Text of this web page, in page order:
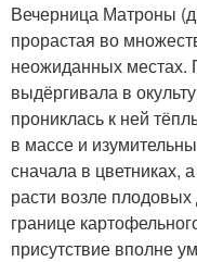
Вечерница Матроны
прорастая во
неожиданных местах.
выдёргивала в
прониклась к ней
в массе и
сначала в цветниках,
расти возле
границе
присутствие вполне